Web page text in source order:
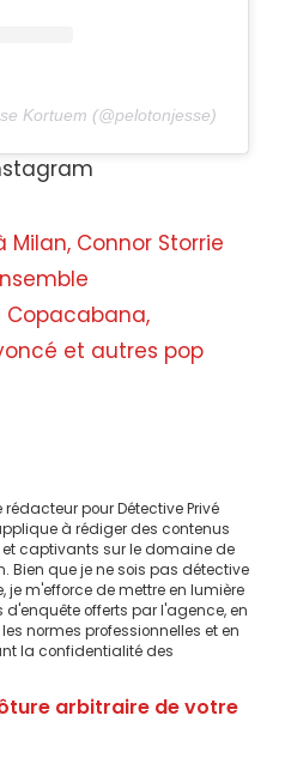
Kortuem (@pelotonjesse)
Milan, Connor Storrie
Copacabana,
et autres pop
rédacteur pour Détective Privé
à rédiger des contenus
captivants sur le domaine de
Bien que je ne sois pas détective
je m'efforce de mettre en lumière
d'enquête offerts par l'agence, en
normes professionnelles et en
la confidentialité des
arbitraire de votre